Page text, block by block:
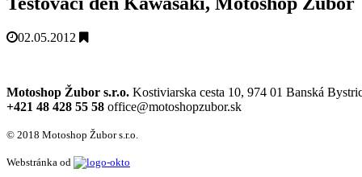
02.05.2012
Motoshop Žubor s.r.o. Kostiviarska cesta 10, 974 01 Banská
+421 48 428 55 58 office@motoshopzubor.sk
© 2018 Motoshop Žubor s.r.o.
Webstránka od